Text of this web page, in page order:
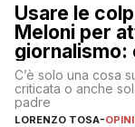
Usare le
Meloni per
giornalismo:
C’è solo una cosa
criticata o anche
padre
LORENZO TOSA-